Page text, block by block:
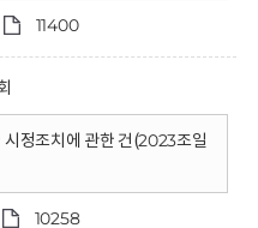
11400
정조치에 관한 건(2023조일
10258